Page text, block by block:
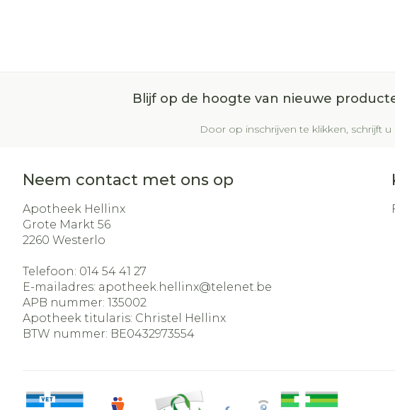
Blijf op de hoogte van nieuwe
Door op inschrijven te klikken, schrijft
Neem contact met ons op
Apotheek Hellinx
Grote Markt 56
2260 Westerlo
Telefoon: 014 54 41 27
E-mailadres: apotheek.hellinx@telenet.be
APB nummer: 135002
Apotheek titularis: Christel Hellinx
BTW nummer: BE0432973554